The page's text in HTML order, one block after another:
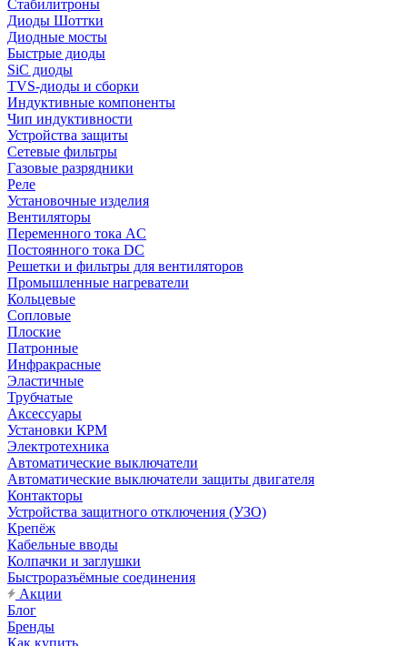
Стабилитроны
Диоды Шоттки
Диодные мосты
Быстрые диоды
SiC диоды
TVS-диоды и сборки
Индуктивные компоненты
Чип индуктивности
Устройства защиты
Сетевые фильтры
Газовые разрядники
Реле
Установочные изделия
Вентиляторы
Переменного тока AC
Постоянного тока DC
Решетки и фильтры для вентиляторов
Промышленные нагреватели
Кольцевые
Сопловые
Плоские
Патронные
Инфракрасные
Эластичные
Трубчатые
Аксессуары
Установки КРМ
Электротехника
Автоматические выключатели
Автоматические выключатели защиты двигателя
Контакторы
Устройства защитного отключения (УЗО)
Крепёж
Кабельные вводы
Колпачки и заглушки
Быстроразъёмные соединения
Акции
Блог
Бренды
Как купить